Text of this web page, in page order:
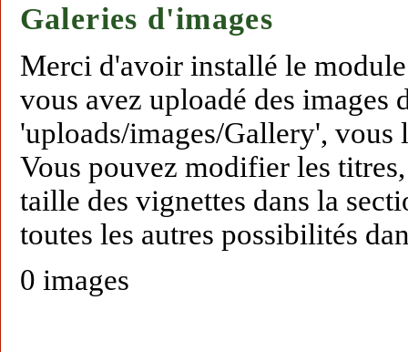
Galeries d'images
Merci d'avoir installé le
vous avez uploadé des images
'uploads/images/Gallery', vous
Vous pouvez modifier les
taille des vignettes dans la
toutes les autres possibilités
0 images